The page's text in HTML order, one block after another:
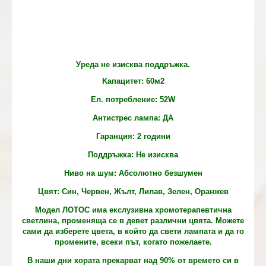
Уреда не изисква поддръжка.
Kапацитет: 60м2
Ел. потребление: 52W
Антистрес лампа: ДА
Гаранция: 2 години
Поддръжка: Не изисква
Ниво на шум: Абсолютно безшумен
Цвят: Син, Червен, Жълт, Лилав, Зелен, Оранжев
Модел ЛОТОС има екслузивна хромотерапевтична
светлина, променяща се в девет различни цвята. Можете
сами да изберете цвета, в който да свети лампата и да го
промените, всеки път, когато пожелаете.
В наши дни хората прекарват над 90% от времето си в